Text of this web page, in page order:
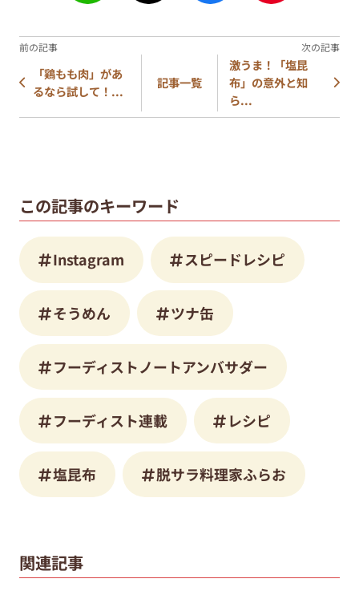
「鶏もも肉」があ
るなら試して！...
記事一覧
激うま！「塩昆
布」の意外と知
ら...
この記事のキーワード
Instagram スピードレシピ
そうめん ツナ缶
フーディストノートアンバサダー
フーディスト連載 レシピ
塩昆布 脱サラ料理家ふらお
関連記事